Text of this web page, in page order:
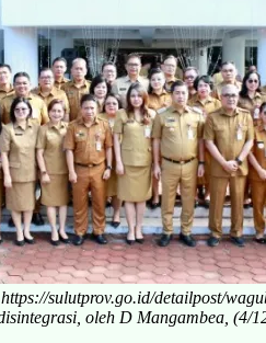
sulutprov.go.id/detailpost/
oleh D Mangambea, (4/